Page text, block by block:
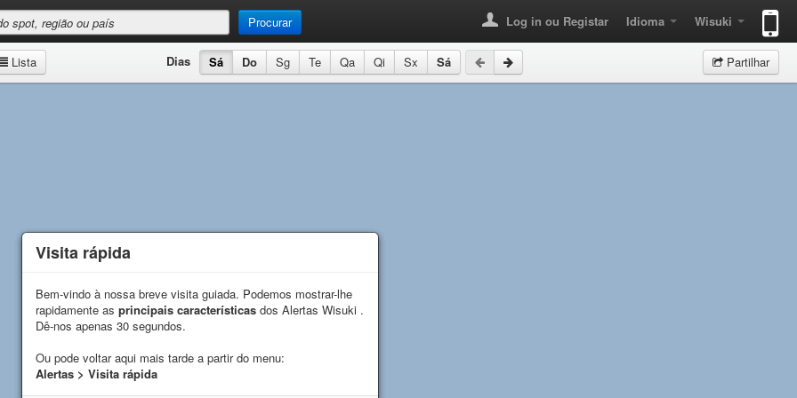
Procurar Log in ou Registar Idioma Wisuki
Lista Dias Sá Do Sg Te Qa Qi Sx Sá Partilhar
Visita rápida
Bem-vindo à nossa breve visita guiada. Podemos mostrar-lhe
rapidamente as principais características dos Alertas Wisuki .
Dê-nos apenas 30 segundos.
Ou pode voltar aqui mais tarde a partir do menu:
Alertas > Visita rápida
Visita rápida
Bem-vindo à nossa breve visita guiada. Podemos mostrar-lhe
rapidamente as principais características dos Alertas Wisuki .
Dê-nos apenas 30 segundos.
Ou pode voltar aqui mais tarde a partir do menu:
Alertas > Visita rápida